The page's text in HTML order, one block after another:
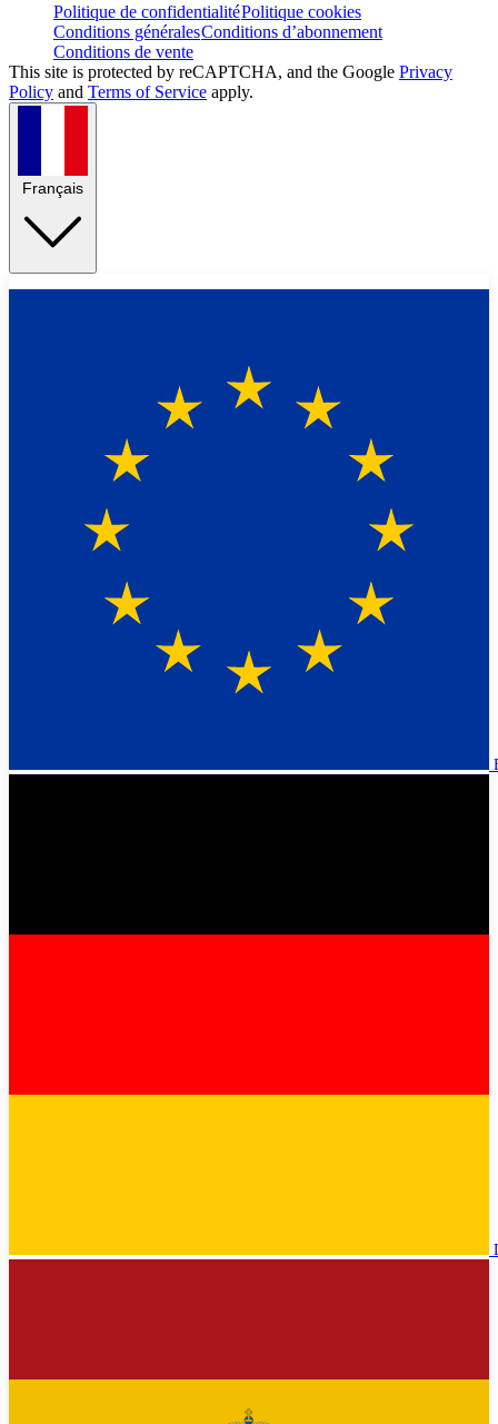
Politique de confidentialitéPolitique cookies
Conditions généralesConditions d’abonnement
Conditions de vente
This site is protected by reCAPTCHA, and the Google Privacy
Policy and Terms of Service apply.
Français